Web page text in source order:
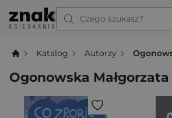
Czego szukasz?
Katalog Autorzy
Ogonowska Małgorzata